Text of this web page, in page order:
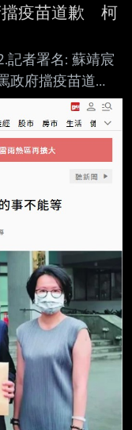
擋疫苗道歉 柯
記者署名: 蘇靖宸
政府擋疫苗道
姓當白痴 4.完整
詐騙10億，民進
疫指揮官陳時中
對此，民眾黨創
八蛋」；柯說，
不就沒有了嗎？
天再出來 嘲笑
老百姓當白痴。
台中市長盧秀燕9